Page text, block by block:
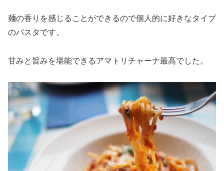
麺の香りを感じることができるので個人的に好きなタイプ
のパスタです。
甘みと旨みを堪能できるアマトリチャーナ最高でした。